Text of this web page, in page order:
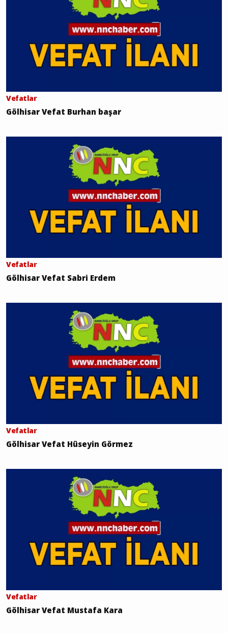
Vefatlar
Gölhisar Vefat Burhan başar
Vefatlar
Gölhisar Vefat Sabri Erdem
Vefatlar
Gölhisar Vefat Hüseyin Görmez
Vefatlar
Gölhisar Vefat Mustafa Kara